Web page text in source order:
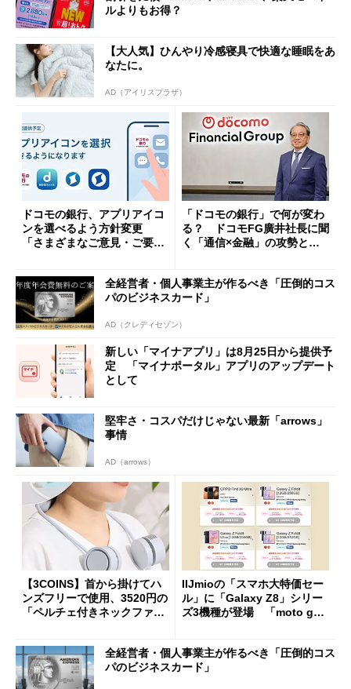
ルよりもお得？
【大人気】ひんやり冷感寝具で快適な睡眠をあ
なたに。
AD（アイリスプラザ）
ドコモの銀行、アプリアイコ
ンを選べるよう方針変更
「さまざまなご意見・ご要望
「ドコモの銀行」で何が変わ
る？ ドコモFG廣井社長に聞
く「通信×金融」の攻勢とグ
全経営者・個人事業主が作るべき「圧倒的コス
パのビジネスカード」
AD（クレディセゾン）
新しい「マイナアプリ」は8月25日から提供予
定 「マイナポータル」アプリのアップデート
として
堅牢さ・コスパだけじゃない最新「arrows」
事情
AD（arrows）
【3COINS】首から掛けてハ
ンズフリーで使用、3520円の
「ペルチェ付きネックファ
IIJmioの「スマホ大特価セー
ル」に「Galaxy Z8」シリー
ズ3機種が登場 「moto g37
全経営者・個人事業主が作るべき「圧倒的コス
パのビジネスカード」